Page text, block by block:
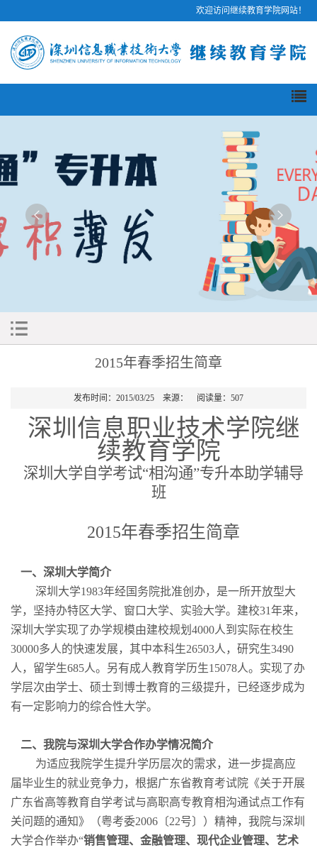
欢迎访问继续教育学院网站！
2015年春季招生简章
发布时间：2015/03/25 来源： 阅读量： 507
深圳信息职业技术学院继
续教育学院
深圳大学自学考试“相沟通”专升本助学辅导
班
2015年春季招生简章
一、深圳大学简介
深圳大学1983年经国务院批准创办，是一所开放型大
学， 坚持办特区大学、窗口大学、实验大学。建校31年来，
深圳大学实现了办学规模由建校规划 4000人到实际在校生
30000多人的快速发展，其中本科生26503人，研究生3490
人，留学生685人。另有成人教育学历生15078人。实现了办
学层次由学士、硕士到博士教育的三级提升，已经逐步成为
有一定影响力的综合性大学。
二、我院与深圳大学合作办学情况简介
为适应我院学生提升学历层次的需求，进一步提高应
届毕业生的就业竞争力，根据广东省教育考试院《关于开展
广东省高等教育自学考试与高职高专教育相沟通试点工作有
关问题的通知》（粤考委2006 〔22号〕）精神，我院与深圳
大学合作举办“销售管理、金融管理、现代企业管理、艺术